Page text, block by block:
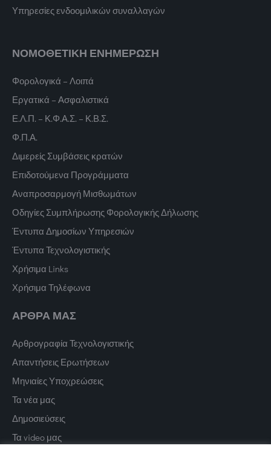
Υπηρεσίες ενδοομιλικών συναλλαγών
ΝΟΜΟΘΕΤΙΚΗ ΕΝΗΜΕΡΩΣΗ
Φορολογικά – Λοιπά
Εργατικά – Ασφαλιστικά
Ε.Λ.Π. – Κ.Φ.Α.Σ. – Κ.Β.Σ.
Φ.Π.Α.
Διμερείς Συμβάσεις κρατών
Επιδοτούμενα Προγράμματα
Αναπροσαρμογή Μισθωμάτων
Οδηγίες Συμπλήρωσης Φορολογικής Δήλωσης
Έντυπα Δημοσίων Υπηρεσιών
Έντυπα Τεχνολογιστικής
Χρήσιμα Links
Χρήσιμα Τηλέφωνα
ΑΡΘΡΑ ΜΑΣ
Αρθρογραφία Τεχνολογιστικής
Απαντήσεις Ερωτήσεων
Μηνιαίες Υποχρεώσεις
Τα νέα μας
Δημοσιεύσεις
Τα video μας